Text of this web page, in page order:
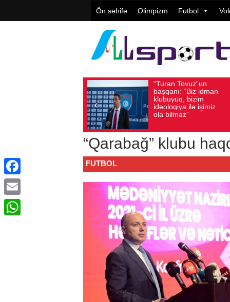
Ön səhifə Olimpizm Futbol
başqanı: “Biz idman
klubuyuq, bizim
ideologiya ilə işimiz
ola bilməz”
Vüqar
Avqust 05, 2026
“Qarabağ” klubu
FUTBOL
Facebook
Email